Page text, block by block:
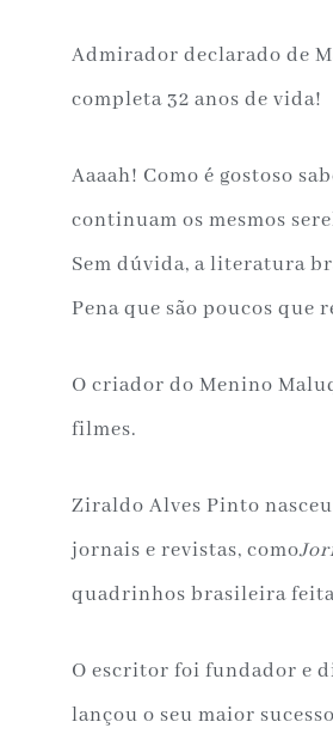
Admirador declarado de
completa 32 anos de vida!
Aaaah! Como é gostoso
continuam os mesmos
Sem dúvida, a literatura
Pena que são poucos que
O criador do Menino
filmes.
Ziraldo Alves Pinto
jornais e revistas, como
quadrinhos brasileira
O escritor foi fundador e
lançou o seu maior